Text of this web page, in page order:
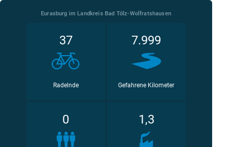
Eurasburg im Landkreis Bad Tölz-Wolfratshausen
37
Radelnde
7.999
Gefahrene Kilometer
0 1,3